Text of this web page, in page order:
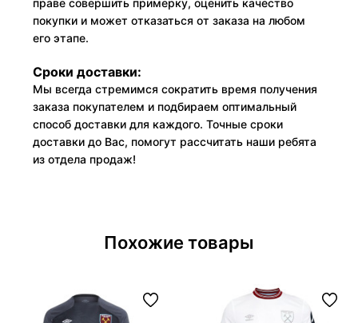
праве совершить примерку, оценить качество
покупки и может отказаться от заказа на любом
его этапе.
Сроки доставки:
Мы всегда стремимся сократить время получения
заказа покупателем и подбираем оптимальный
способ доставки для каждого. Точные сроки
доставки до Вас, помогут рассчитать наши ребята
из отдела продаж!
Похожие товары